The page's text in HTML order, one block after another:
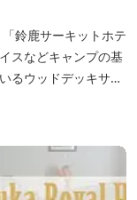
鈴鹿サーキットホテ
スなどキャンプの基
るウッドデッキサイ
る設備が整ったキャ
しみいただけるよう
タル品や国産牛BBQ